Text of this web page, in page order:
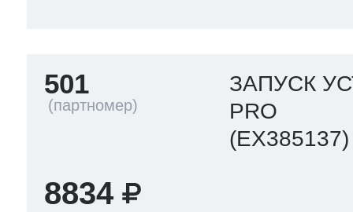
501
ЗАПУСК
PRO
(EX385137)
8834